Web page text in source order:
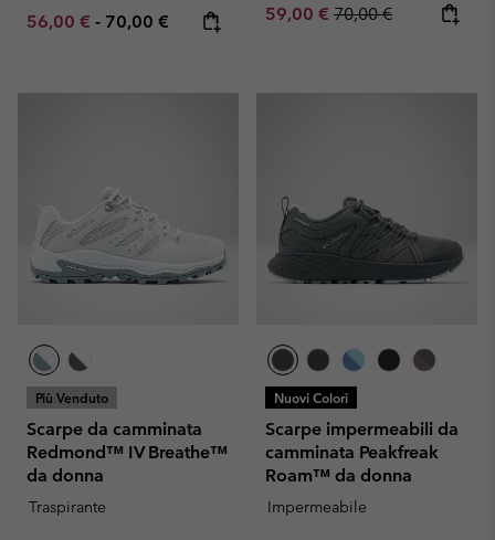
Minimum sale price:
56,00 € - Maximum price:
70,00 € Sale price:
59,00 € Regular price:
70,00 €
Più Venduto
Scarpe da camminata
Redmond™ IV Breathe™
da donna
Traspirante
Nuovi Colori
Scarpe impermeabili da
camminata Peakfreak
Roam™ da donna
Impermeabile